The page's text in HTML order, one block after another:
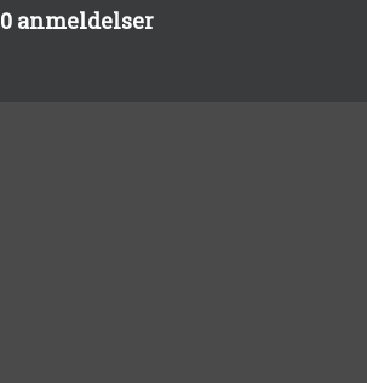
0 anmeldelser